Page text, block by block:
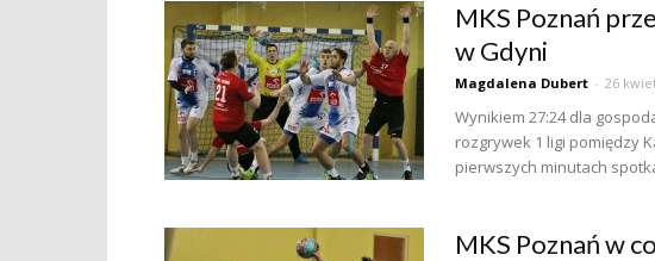
MKS Poznań
w Gdyni
Magdalena Dubert - 26
Wynikiem 27:24 dla
rozgrywek 1 ligi pomiędzy
pierwszych minutach
MKS Poznań w